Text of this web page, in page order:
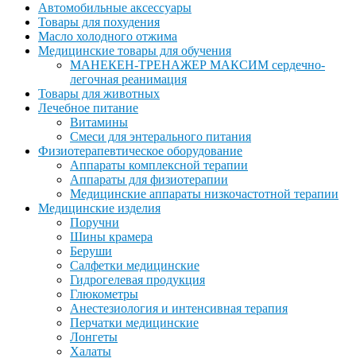
Автомобильные аксессуары
Товары для похудения
Масло холодного отжима
Медицинские товары для обучения
МАНЕКЕН-ТРЕНАЖЕР МАКСИМ сердечно-
легочная реанимация
Товары для животных
Лечебное питание
Витамины
Смеси для энтерального питания
Физиотерапевтическое оборудование
Аппараты комплексной терапии
Аппараты для физиотерапии
Медицинские аппараты низкочастотной терапии
Медицинские изделия
Поручни
Шины крамера
Беруши
Салфетки медицинские
Гидрогелевая продукция
Глюкометры
Анестезиология и интенсивная терапия
Перчатки медицинские
Лонгеты
Халаты